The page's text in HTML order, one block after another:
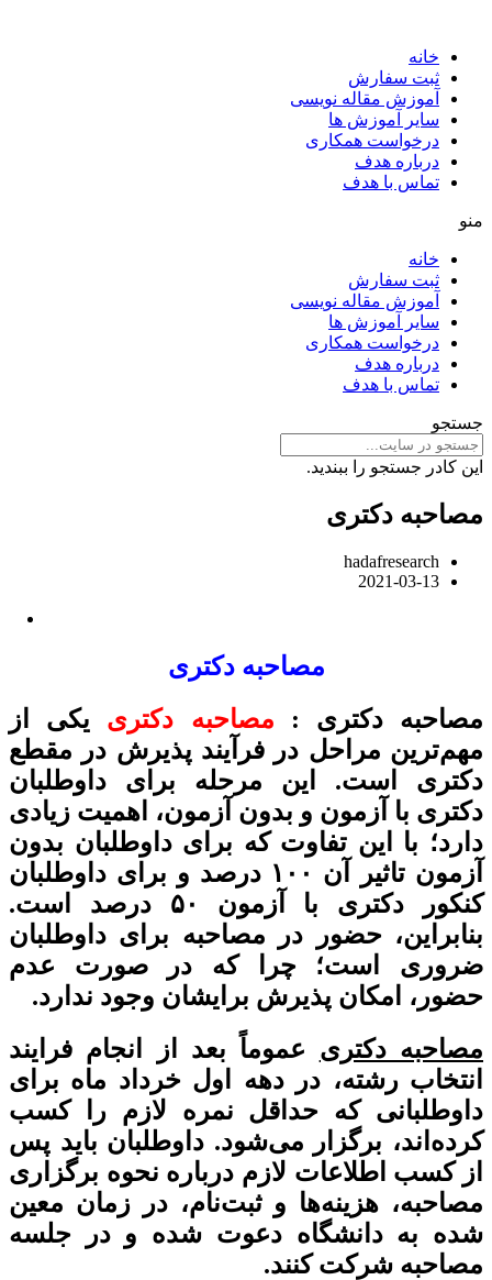
خانه
ثبت سفارش
آموزش مقاله نویسی
سایر آموزش ها
درخواست همکاری
درباره هدف
تماس با هدف
منو
خانه
ثبت سفارش
آموزش مقاله نویسی
سایر آموزش ها
درخواست همکاری
درباره هدف
تماس با هدف
جستجو
این کادر جستجو را ببندید.
مصاحبه دکتری
hadafresearch
2021-03-13
مصاحبه دکتری
مصاحبه دکتری : مصاحبه دکتری یکی از
مهم‌ترین مراحل در فرآیند پذیرش در مقطع
دکتری است. این مرحله برای داوطلبان
دکتری با آزمون و بدون آزمون، اهمیت زیادی
دارد؛ با این تفاوت که برای داوطلبان بدون
آزمون تاثیر آن ۱۰۰ درصد و برای داوطلبان
کنکور دکتری با آزمون ۵۰ درصد است.
بنابراین، حضور در مصاحبه برای داوطلبان
ضروری است؛ چرا که در صورت عدم
حضور، امکان پذیرش برایشان وجود ندارد.
مصاحبه دکتری عموماً بعد از انجام فرایند
انتخاب رشته، در دهه اول خرداد ماه برای
داوطلبانی که حداقل نمره لازم را کسب
کرده‌اند، برگزار می‌شود. داوطلبان باید پس
از کسب اطلاعات لازم درباره نحوه برگزاری
مصاحبه، هزینه‌ها و ثبت‌نام، در زمان معین
شده به دانشگاه دعوت شده و در جلسه
مصاحبه شرکت کنند.